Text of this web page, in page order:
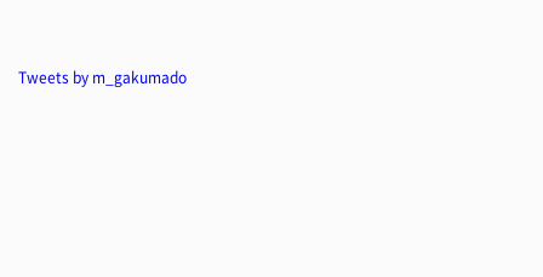
Tweets by m_gakumado